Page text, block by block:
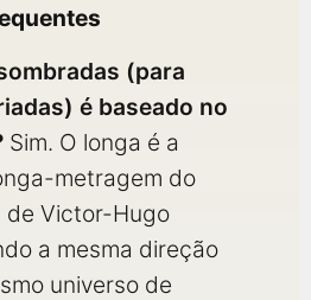
(para
é baseado no
Sim. O longa é a
metragem do
Victor-Hugo
a mesma direção
universo de